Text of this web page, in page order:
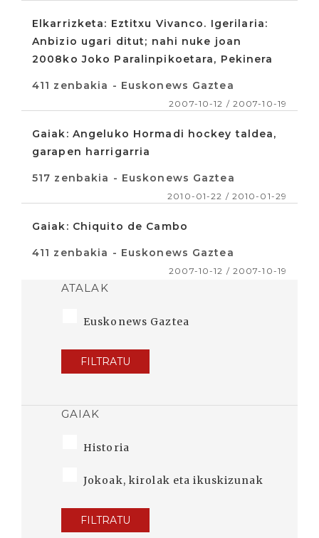
Elkarrizketa: Eztitxu Vivanco. Igerilaria:
Anbizio ugari ditut; nahi nuke joan
2008ko Joko Paralinpikoetara, Pekinera
411 zenbakia - Euskonews Gaztea
2007-10-12 / 2007-10-19
Gaiak: Angeluko Hormadi hockey taldea,
garapen harrigarria
517 zenbakia - Euskonews Gaztea
2010-01-22 / 2010-01-29
Gaiak: Chiquito de Cambo
411 zenbakia - Euskonews Gaztea
2007-10-12 / 2007-10-19
ATALAK
Euskonews Gaztea
FILTRATU
GAIAK
Historia
Jokoak, kirolak eta ikuskizunak
FILTRATU